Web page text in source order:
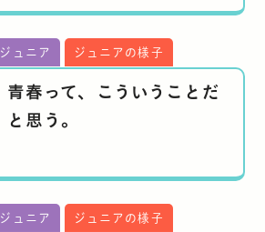
ジュニア ジュニアの様子
青春って、こういうことだ
と思う。
ジュニア ジュニアの様子